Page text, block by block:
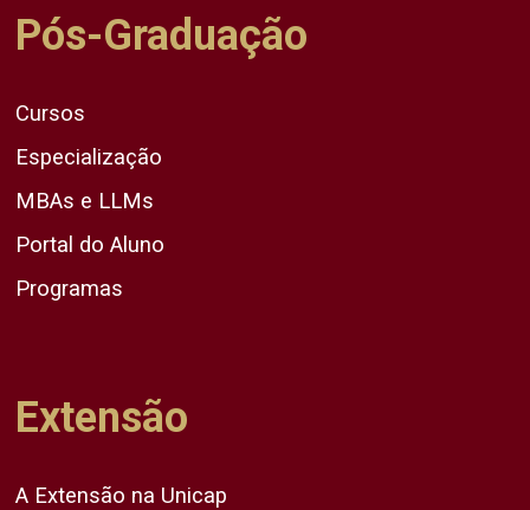
Pós-Graduação
Cursos
Especialização
MBAs e LLMs
Portal do Aluno
Programas
Extensão
A Extensão na Unicap